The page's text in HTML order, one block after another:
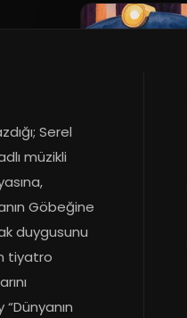
Serel
müzikli
Göbeğine
duygusunu
tiyatro